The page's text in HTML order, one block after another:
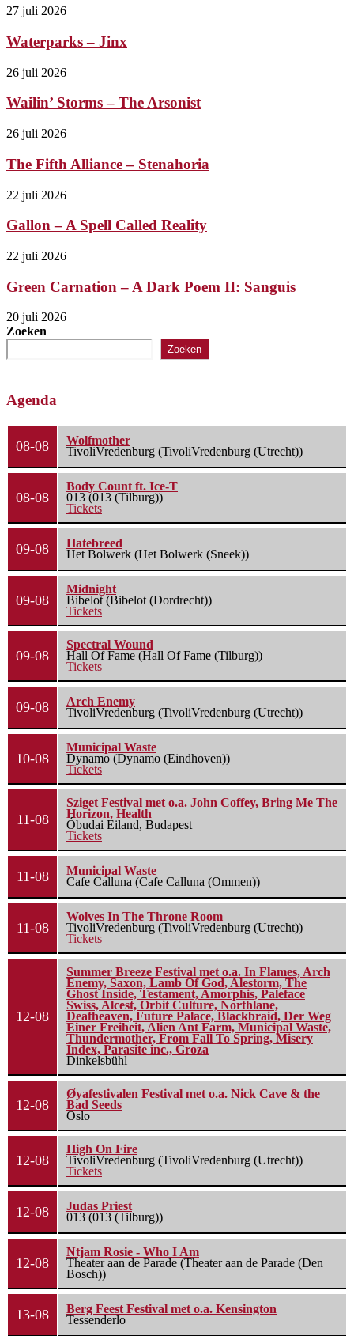
27 juli 2026
Waterparks – Jinx
26 juli 2026
Wailin’ Storms – The Arsonist
26 juli 2026
The Fifth Alliance – Stenahoria
22 juli 2026
Gallon – A Spell Called Reality
22 juli 2026
Green Carnation – A Dark Poem II: Sanguis
20 juli 2026
Zoeken
Zoeken
Agenda
08-08
Wolfmother
TivoliVredenburg (TivoliVredenburg (Utrecht))
08-08
Body Count ft. Ice-T
013 (013 (Tilburg))
Tickets
09-08
Hatebreed
Het Bolwerk (Het Bolwerk (Sneek))
09-08
Midnight
Bibelot (Bibelot (Dordrecht))
Tickets
09-08
Spectral Wound
Hall Of Fame (Hall Of Fame (Tilburg))
Tickets
09-08
Arch Enemy
TivoliVredenburg (TivoliVredenburg (Utrecht))
10-08
Municipal Waste
Dynamo (Dynamo (Eindhoven))
Tickets
11-08
Sziget Festival met o.a. John Coffey, Bring Me The
Horizon, Health
Óbudai Eiland, Budapest
Tickets
11-08
Municipal Waste
Cafe Calluna (Cafe Calluna (Ommen))
11-08
Wolves In The Throne Room
TivoliVredenburg (TivoliVredenburg (Utrecht))
Tickets
12-08
Summer Breeze Festival met o.a. In Flames, Arch
Enemy, Saxon, Lamb Of God, Alestorm, The
Ghost Inside, Testament, Amorphis, Paleface
Swiss, Alcest, Orbit Culture, Northlane,
Deafheaven, Future Palace, Blackbraid, Der Weg
Einer Freiheit, Alien Ant Farm, Municipal Waste,
Thundermother, From Fall To Spring, Misery
Index, Parasite inc., Groza
Dinkelsbühl
12-08
Øyafestivalen Festival met o.a. Nick Cave & the
Bad Seeds
Oslo
12-08
High On Fire
TivoliVredenburg (TivoliVredenburg (Utrecht))
Tickets
12-08
Judas Priest
013 (013 (Tilburg))
12-08
Ntjam Rosie - Who I Am
Theater aan de Parade (Theater aan de Parade (Den
Bosch))
13-08
Berg Feest Festival met o.a. Kensington
Tessenderlo